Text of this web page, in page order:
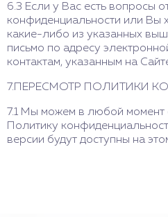
6.3 Если у Вас есть вопросы
конфиденциальности или Вы
какие-либо из указанных
письмо по адресу
контактам, указанным на
7.ПЕРЕСМОТР ПОЛИТИКИ
7.1 Мы можем в любой
Политику
версии будут доступны на